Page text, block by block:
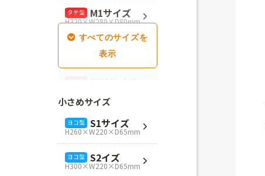
タテ型 M1サイズ
H320×W280×D80mm
SM1サイズ
H280×W260×D100mm
SM3サイズ
H360×W260×D100mm
L4サイズ
H360×W320×D110mm
小さめサイズ
ヨコ型 S1サイズ
H260×W220×D65mm
ヨコ型 S2イズ
H300×W220×D65mm